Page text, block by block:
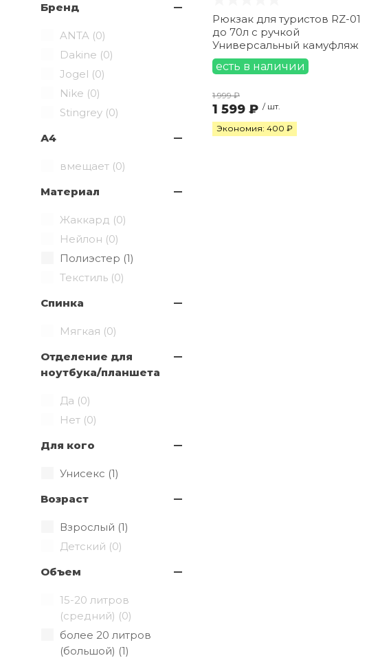
Бренд
ANTA (0)
Dakine (0)
Jogel (0)
Nike (0)
Stingrey (0)
А4
вмещает (0)
Материал
Жаккард (0)
Нейлон (0)
Полиэстер (1)
Текстиль (0)
Спинка
Мягкая (0)
Отделение для
ноутбука/планшета
Да (0)
Нет (0)
Для кого
Унисекс (1)
Возраст
Взрослый (1)
Детский (0)
Объем
15-20 литров
(средний) (0)
более 20 литров
(большой) (1)
Рюкзак для туристов RZ-01
до 70л с ручкой
Универсальный камуфляж
есть в наличии
1 999 ₽
1 599 ₽ / шт.
Экономия: 400 ₽